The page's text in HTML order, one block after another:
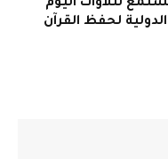
لتلاوات اليوم
لحفظ القرآن